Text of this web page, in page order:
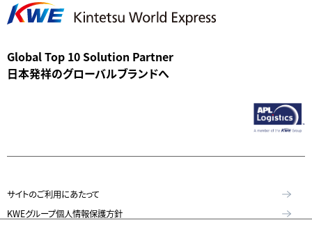
Global Top 10 Solution Partner
日本発祥のグローバルブランドへ
サイトのご利用にあたって
KWEグループ個人情報保護方針